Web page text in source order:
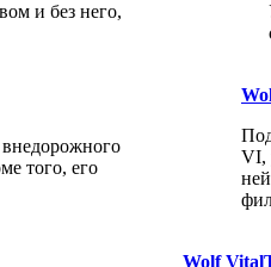
и без него,
внедорожного
того, его
VI,
Wolf